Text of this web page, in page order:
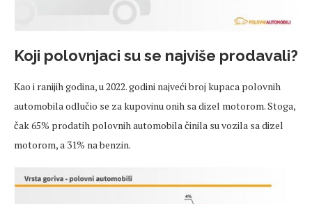
Koji polovnjaci su se najviše prodavali?
Kao i ranijih godina, u 2022. godini najveći broj kupaca polovnih
automobila odlučio se za kupovinu onih sa dizel motorom. Stoga,
čak 65% prodatih polovnih automobila činila su vozila sa dizel
motorom, a 31% na benzin.